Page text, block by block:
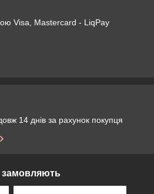
Visa, Mastercard - LiqPay
14 днів за рахунок покупця
замовляють